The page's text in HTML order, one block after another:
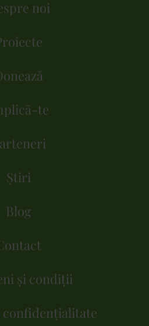
noi
te
Știri
Blog
și condiții
confidențialitate